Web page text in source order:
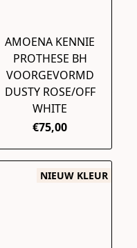
AMOENA KENNIE
PROTHESE BH
VOORGEVORMD
DUSTY ROSE/OFF
WHITE
€75,00
NIEUW KLEUR